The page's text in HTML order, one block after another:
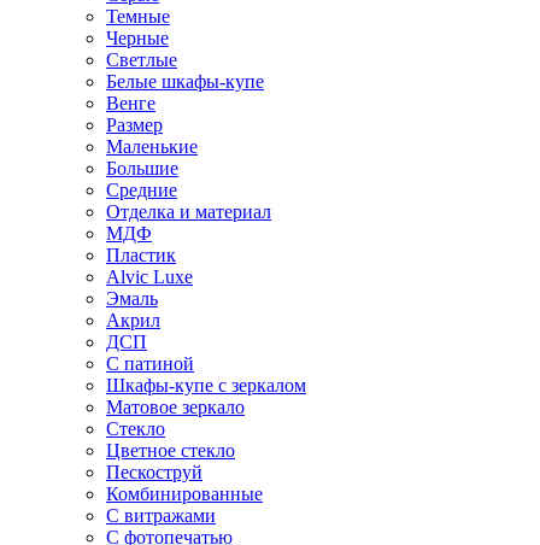
Темные
Черные
Светлые
Белые шкафы-купе
Венге
Размер
Маленькие
Большие
Средние
Отделка и материал
МДФ
Пластик
Alvic Luxe
Эмаль
Акрил
ДСП
С патиной
Шкафы-купе с зеркалом
Матовое зеркало
Стекло
Цветное стекло
Пескоструй
Комбинированные
С витражами
С фотопечатью